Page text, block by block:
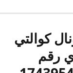
كوالتي
رقم